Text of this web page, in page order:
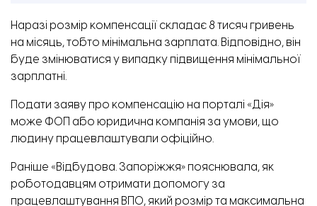
Наразі розмір компенсації складає 8 тисяч гривень
на місяць, тобто мінімальна зарплата. Відповідно, він
буде змінюватися у випадку підвищення мінімальної
зарплатні.
Подати заяву про компенсацію на порталі «Дія»
може ФОП або юридична компанія за умови, що
людину працевлаштували офіційно.
Раніше «Відбудова. Запоріжжя» пояснювала, як
роботодавцям отримати допомогу за
працевлаштування ВПО, який розмір та максимальна